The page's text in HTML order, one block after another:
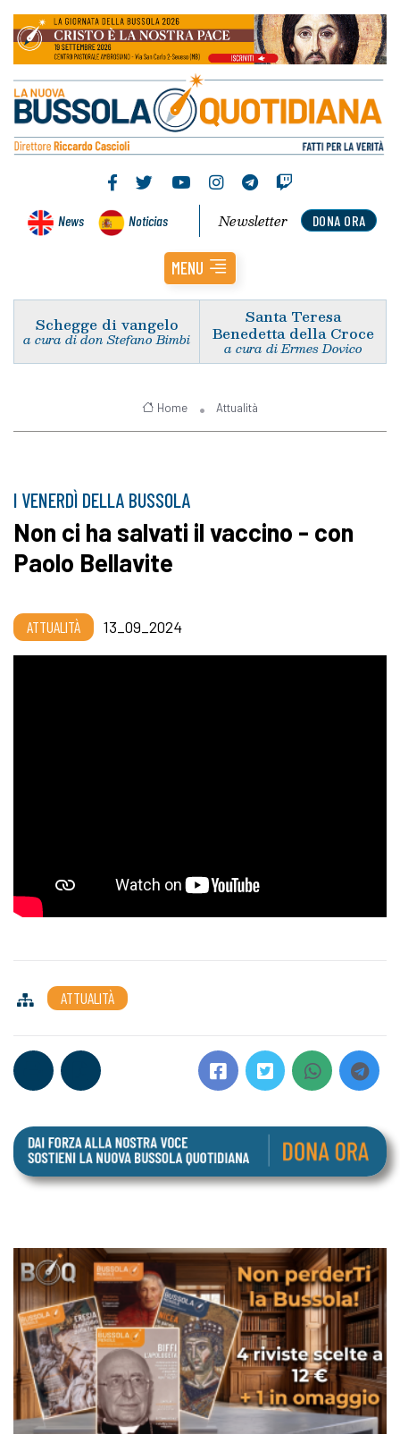
News Noticias DONA ORA
Newsletter
MENU
Schegge di vangelo
a cura di don Stefano Bimbi
Santa Teresa
Benedetta della Croce
a cura di Ermes Dovico
Home Attualità
I VENERDÌ DELLA BUSSOLA
Non ci ha salvati il vaccino - con
Paolo Bellavite
ATTUALITÀ 13_09_2024
ATTUALITÀ